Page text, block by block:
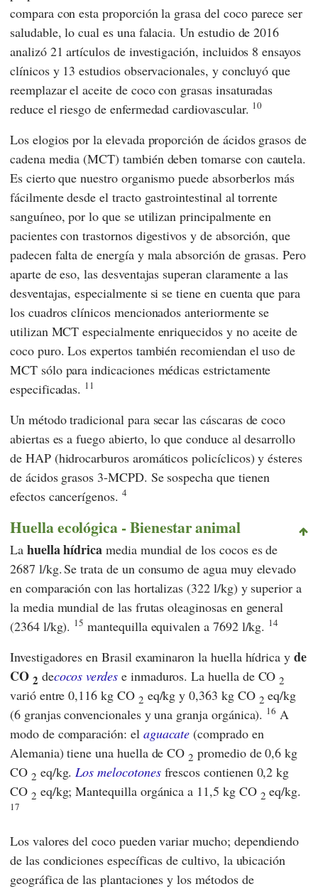
compara con esta proporción la grasa del coco parece ser
saludable, lo cual es una falacia. Un estudio de 2016
analizó 21 artículos de investigación, incluidos 8 ensayos
clínicos y 13 estudios observacionales, y concluyó que
reemplazar el aceite de coco con grasas insaturadas
reduce el riesgo de enfermedad cardiovascular. 10
Los elogios por la elevada proporción de ácidos grasos de
cadena media (MCT) también deben tomarse con cautela.
Es cierto que nuestro organismo puede absorberlos más
fácilmente desde el tracto gastrointestinal al torrente
sanguíneo, por lo que se utilizan principalmente en
pacientes con trastornos digestivos y de absorción, que
padecen falta de energía y mala absorción de grasas. Pero
aparte de eso, las desventajas superan claramente a las
desventajas, especialmente si se tiene en cuenta que para
los cuadros clínicos mencionados anteriormente se
utilizan MCT especialmente enriquecidos y no aceite de
coco puro. Los expertos también recomiendan el uso de
MCT sólo para indicaciones médicas estrictamente
especificadas. 11
Un método tradicional para secar las cáscaras de coco
abiertas es a fuego abierto, lo que conduce al desarrollo
de HAP (hidrocarburos aromáticos policíclicos) y ésteres
de ácidos grasos 3-MCPD. Se sospecha que tienen
efectos cancerígenos. 4
Huella ecológica - Bienestar animal
La huella hídrica media mundial de los cocos es de
2687 l/kg.Se trata de un consumo de agua muy elevado
en comparación con las hortalizas (322 l/kg) y superior a
la media mundial de las frutas oleaginosas en general
(2364 l/kg). 15 mantequilla equivalen a 7692 l/kg. 14
Investigadores en Brasil examinaron la huella hídrica y de
CO 2 decocos verdes e inmaduros. La huella de CO2
varió entre 0,116 kg CO 2 eq/kg y 0,363 kg CO 2 eq/kg
(6 granjas convencionales y una granja orgánica). 16 A
modo de comparación: el aguacate (comprado en
Alemania) tiene una huella de CO2 promedio de 0,6 kg
CO 2 eq/kg.Los melocotonesfrescos contienen 0,2 kg
CO 2 eq/kg; Mantequilla orgánica a 11,5 kg CO 2 eq/kg.
17
Los valores del coco pueden variar mucho; dependiendo
de las condiciones específicas de cultivo, la ubicación
geográfica de las plantaciones y los métodos de